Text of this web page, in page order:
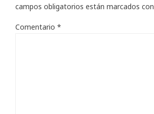
campos obligatorios están marcados con
Comentario *